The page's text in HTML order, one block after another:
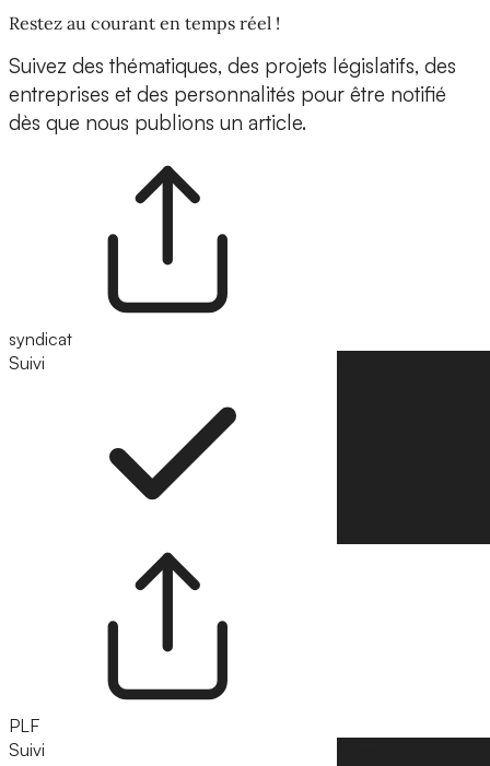
Restez au courant en temps réel !
Suivez des thématiques, des projets législatifs, des
entreprises et des personnalités pour être notifié
dès que nous publions un article.
syndicat
Suivi
PLF
Suivi